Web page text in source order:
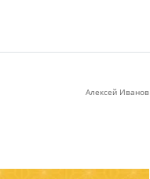
Алексей Иванов